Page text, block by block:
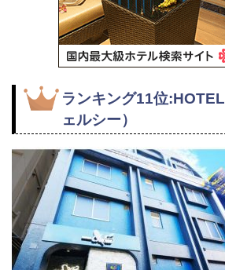
ランキング11位
ェルシー）